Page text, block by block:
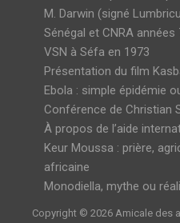
M. Darwin (signé
Sénégal et CNRA années
VSN à Séfa en 1973
Présentation du film
Ebola : simple épidémie
Conférence de Christian
À propos de l’aide
Keur Moussa : prière,
africaine
Monodiella, mythe ou
Copyright © 2026 Amicale des